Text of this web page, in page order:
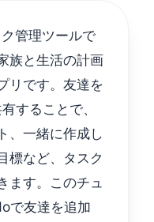
管理ツールで
族と生活の計画
リです。友達を
することで、
、一緒に作成し
標など、タスク
ます。このチュ
で友達を追加